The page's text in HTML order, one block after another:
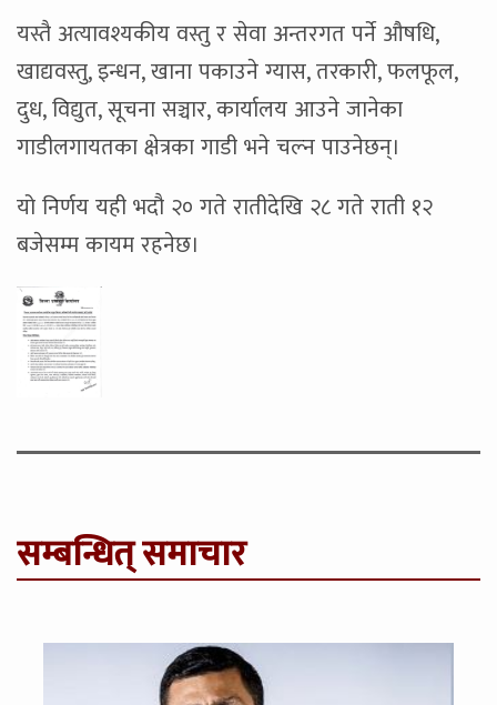
यस्तै अत्यावश्यकीय वस्तु र सेवा अन्तरगत पर्ने औषधि,
खाद्यवस्तु, इन्धन, खाना पकाउने ग्यास, तरकारी, फलफूल,
दुध, विद्युत, सूचना सञ्चार, कार्यालय आउने जानेका
गाडीलगायतका क्षेत्रका गाडी भने चल्न पाउनेछन्।
यो निर्णय यही भदौ २० गते रातीदेखि २८ गते राती १२
बजेसम्म कायम रहनेछ।
सम्बन्धित् समाचार